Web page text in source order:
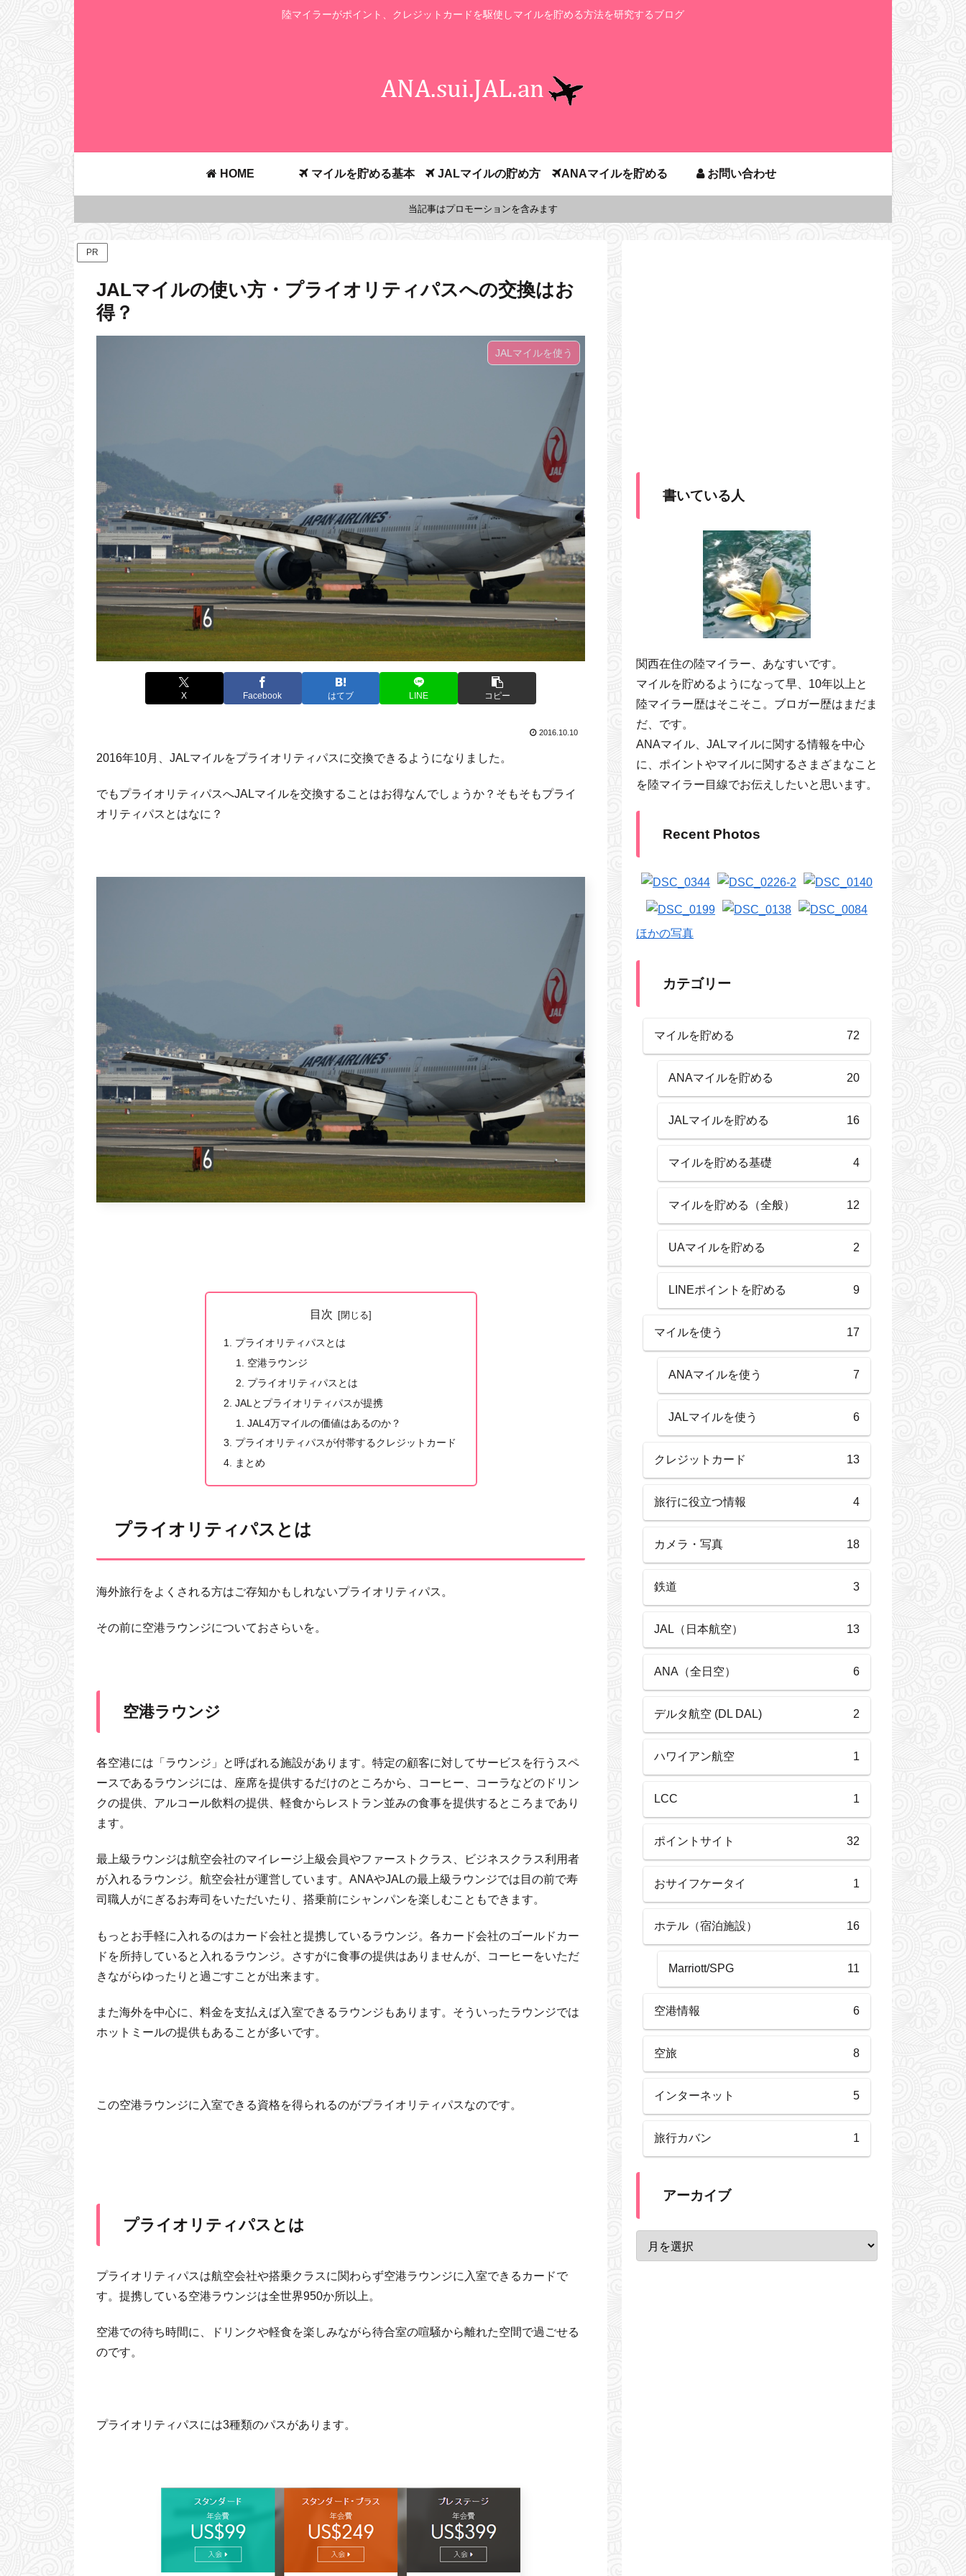
陸マイラーがポイント、クレジットカードを駆使しマイルを貯める方法を研究するブログ
HOME マイルを貯める基本 JALマイルの貯め方 ANAマイルを貯める お問い合わせ
当記事はプロモーションを含みます
PR
JALマイルの使い方・プライオリティパスへの交換はお
得？
JALマイルを使う
X Facebook はてブ LINE コピー
2016.10.10
2016年10月、JALマイルをプライオリティパスに交換できるようになりました。
でもプライオリティパスへJALマイルを交換することはお得なんでしょうか？そもそもプライ
オリティパスとはなに？
目次
プライオリティパスとは
空港ラウンジ
プライオリティパスとは
JALとプライオリティパスが提携
JAL4万マイルの価値はあるのか？
プライオリティパスが付帯するクレジットカード
まとめ
プライオリティパスとは
海外旅行をよくされる方はご存知かもしれないプライオリティパス。
その前に空港ラウンジについておさらいを。
空港ラウンジ
各空港には「ラウンジ」と呼ばれる施設があります。特定の顧客に対してサービスを行うスペ
ースであるラウンジには、座席を提供するだけのところから、コーヒー、コーラなどのドリン
クの提供、アルコール飲料の提供、軽食からレストラン並みの食事を提供するところまであり
ます。
最上級ラウンジは航空会社のマイレージ上級会員やファーストクラス、ビジネスクラス利用者
が入れるラウンジ。航空会社が運営しています。ANAやJALの最上級ラウンジでは目の前で寿
司職人がにぎるお寿司をいただいたり、搭乗前にシャンパンを楽しむこともできます。
もっとお手軽に入れるのはカード会社と提携しているラウンジ。各カード会社のゴールドカー
ドを所持していると入れるラウンジ。さすがに食事の提供はありませんが、コーヒーをいただ
きながらゆったりと過ごすことが出来ます。
また海外を中心に、料金を支払えば入室できるラウンジもあります。そういったラウンジでは
ホットミールの提供もあることが多いです。
この空港ラウンジに入室できる資格を得られるのがプライオリティパスなのです。
プライオリティパスとは
プライオリティパスは航空会社や搭乗クラスに関わらず空港ラウンジに入室できるカードで
す。提携している空港ラウンジは全世界950か所以上。
空港での待ち時間に、ドリンクや軽食を楽しみながら待合室の喧騒から離れた空間で過ごせる
のです。
プライオリティパスには3種類のパスがあります。
書いている人
関西在住の陸マイラー、あなすいです。
マイルを貯めるようになって早、10年以上と
陸マイラー歴はそこそこ。ブロガー歴はまだま
だ、です。
ANAマイル、JALマイルに関する情報を中心
に、ポイントやマイルに関するさまざまなこと
を陸マイラー目線でお伝えしたいと思います。
Recent Photos
ほかの写真
カテゴリー
マイルを貯める 72
ANAマイルを貯める 20
JALマイルを貯める 16
マイルを貯める基礎 4
マイルを貯める（全般） 12
UAマイルを貯める 2
LINEポイントを貯める 9
マイルを使う 17
ANAマイルを使う 7
JALマイルを使う 6
クレジットカード 13
旅行に役立つ情報 4
カメラ・写真 18
鉄道 3
JAL（日本航空） 13
ANA（全日空） 6
デルタ航空 (DL DAL) 2
ハワイアン航空 1
LCC 1
ポイントサイト 32
おサイフケータイ 1
ホテル（宿泊施設） 16
Marriott/SPG 11
空港情報 6
空旅 8
インターネット 5
旅行カバン 1
アーカイブ